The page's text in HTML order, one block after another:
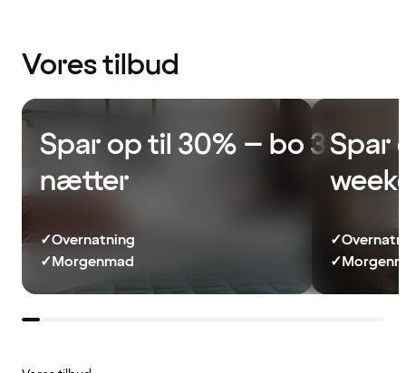
Vores tilbud
Spar op til 30% – bo 3
nætter
✓Overnatning
✓Morgenmad
Spar
✓
✓